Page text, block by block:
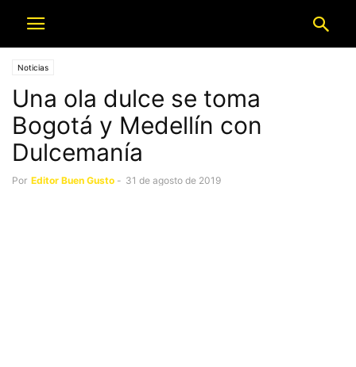
Noticias
Una ola dulce se toma
Bogotá y Medellín con
Dulcemanía
Por Editor Buen Gusto - 31 de agosto de 2019